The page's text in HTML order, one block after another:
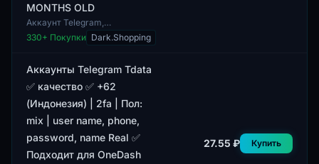
MONTHS OLD
Аккаунт Telegram,
зарегистрированный вручную,
с подтвержденными данными.
высокий уровень кач...
330+ Покупки Dark.Shopping
Аккаунты Telegram Tdata
✅ качество ✅ +62
(Индонезия) | 2fa | Пол:
mix | user name, phone,
password, name Real ✅
Подходит для OneDash
27.55 ₽ Купить